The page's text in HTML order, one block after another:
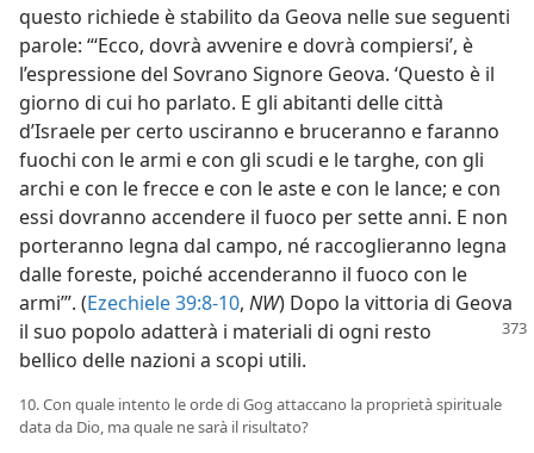
questo richiede è stabilito da Geova nelle sue seguenti
parole: “‘Ecco, dovrà avvenire e dovrà compiersi’, è
l’espressione del Sovrano Signore Geova. ‘Questo è il
giorno di cui ho parlato. E gli abitanti delle città
d’Israele per certo usciranno e bruceranno e faranno
fuochi con le armi e con gli scudi e le targhe, con gli
archi e con le frecce e con le aste e con le lance; e con
essi dovranno accendere il fuoco per sette anni. E non
porteranno legna dal campo, né raccoglieranno legna
dalle foreste, poiché accenderanno il fuoco con le
armi’”. (Ezechiele 39:8-10, NW) Dopo la vittoria di Geova
il suo popolo adatterà i materiali di ogni resto
bellico delle nazioni a scopi utili.
10. Con quale intento le orde di Gog attaccano la proprietà spirituale
data da Dio, ma quale ne sarà il risultato?